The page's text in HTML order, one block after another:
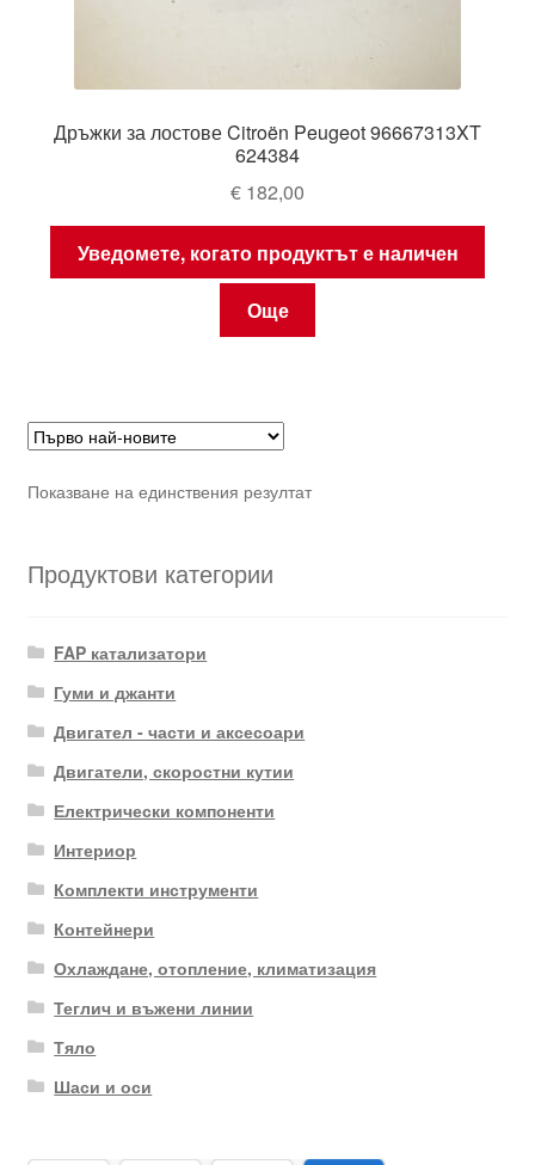
Дръжки за лостове Citroën Peugeot 96667313XT
624384
€ 182,00
Уведомете, когато продуктът е наличен
Още
Показване на единствения резултат
Продуктови категории
FAP катализатори
Гуми и джанти
Двигател - части и аксесоари
Двигатели, скоростни кутии
Електрически компоненти
Интериор
Комплекти инструменти
Контейнери
Охлаждане, отопление, климатизация
Теглич и въжени линии
Тяло
Шаси и оси